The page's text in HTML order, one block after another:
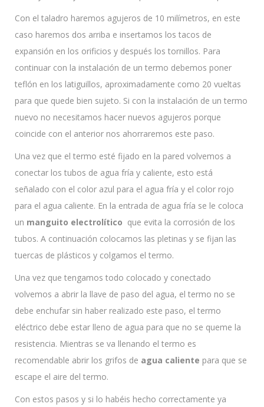
Con el taladro haremos agujeros de 10 milímetros, en este
caso haremos dos arriba e insertamos los tacos de
expansión en los orificios y después los tornillos. Para
continuar con la instalación de un termo debemos poner
teflón en los latiguillos, aproximadamente como 20 vueltas
para que quede bien sujeto. Si con la instalación de un termo
nuevo no necesitamos hacer nuevos agujeros porque
coincide con el anterior nos ahorraremos este paso.
Una vez que el termo esté fijado en la pared volvemos a
conectar los tubos de agua fría y caliente, esto está
señalado con el color azul para el agua fría y el color rojo
para el agua caliente. En la entrada de agua fría se le coloca
un manguito electrolítico que evita la corrosión de los
tubos. A continuación colocamos las pletinas y se fijan las
tuercas de plásticos y colgamos el termo.
Una vez que tengamos todo colocado y conectado
volvemos a abrir la llave de paso del agua, el termo no se
debe enchufar sin haber realizado este paso, el termo
eléctrico debe estar lleno de agua para que no se queme la
resistencia. Mientras se va llenando el termo es
recomendable abrir los grifos de agua caliente para que se
escape el aire del termo.
Con estos pasos y si lo habéis hecho correctamente ya